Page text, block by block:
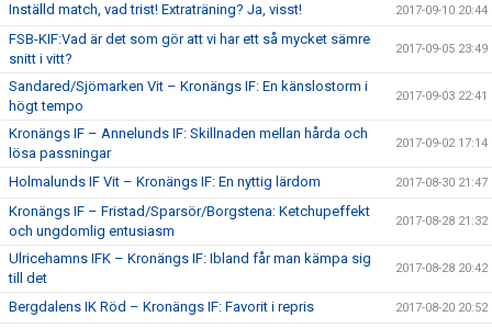
Inställd match, vad trist! Extraträning? Ja, visst! 2017-09-10 20:44
FSB-KIF:Vad är det som gör att vi har ett så mycket sämre
snitt i vitt?
2017-09-05 23:49
Sandared/Sjömarken Vit – Kronängs IF: En känslostorm i
högt tempo
2017-09-03 22:41
Kronängs IF – Annelunds IF: Skillnaden mellan hårda och
lösa passningar
2017-09-02 17:14
Holmalunds IF Vit – Kronängs IF: En nyttig lärdom 2017-08-30 21:47
Kronängs IF – Fristad/Sparsör/Borgstena: Ketchupeffekt
och ungdomlig entusiasm
2017-08-28 21:32
Ulricehamns IFK – Kronängs IF: Ibland får man kämpa sig
till det
2017-08-28 20:42
Bergdalens IK Röd – Kronängs IF: Favorit i repris 2017-08-20 20:52